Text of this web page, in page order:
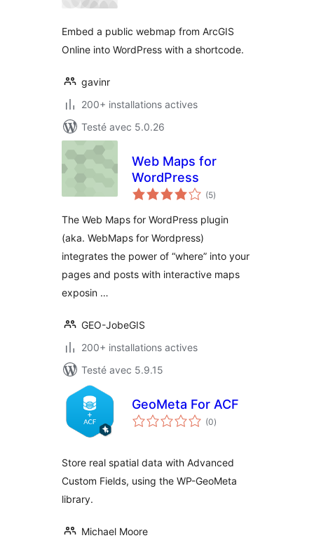
Embed a public webmap from ArcGIS
Online into WordPress with a shortcode.
gavinr
200+ installations actives
Testé avec 5.0.26
Web Maps for
WordPress
(5notes
en
)
The Web Maps for WordPress plugin
(aka. WebMaps for Wordpress)
integrates the power of “where” into your
pages and posts with interactive maps
exposin …
GEO-JobeGIS
200+ installations actives
Testé avec 5.9.15
GeoMeta For ACF
(0notes
en
)
Store real spatial data with Advanced
Custom Fields, using the WP-GeoMeta
library.
Michael Moore